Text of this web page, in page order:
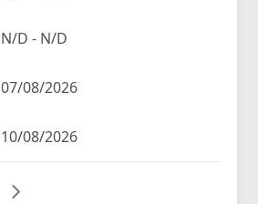
N/D - N/D
07/08/2026
10/08/2026